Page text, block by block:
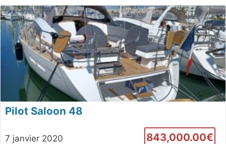
Pilot Saloon 48
7 janvier 2020 843,000.00€